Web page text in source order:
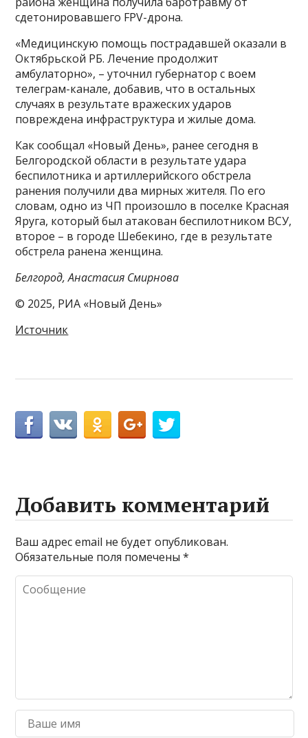
сдетонировавшего FPV-дрона.
«Медицинскую помощь пострадавшей оказали в
Октябрьской РБ. Лечение продолжит
амбулаторно», – уточнил губернатор с воем
телеграм-канале, добавив, что в остальных
случаях в результате вражеских ударов
повреждена инфраструктура и жилые дома.
Как сообщал «Новый День», ранее сегодня в
Белгородской области в результате удара
беспилотника и артиллерийского обстрела
ранения получили два мирных жителя. По его
словам, одно из ЧП произошло в поселке Красная
Яруга, который был атакован беспилотником ВСУ,
второе – в городе Шебекино, где в результате
обстрела ранена женщина.
Белгород, Анастасия Смирнова
© 2025, РИА «Новый День»
Источник
Добавить комментарий
Ваш адрес email не будет опубликован.
Обязательные поля помечены*